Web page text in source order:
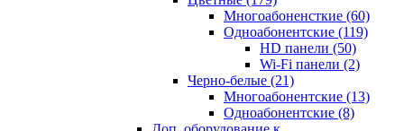
Многоабоненсткие (60)
Одноабонентские (119)
HD панели (50)
Wi-Fi панели (2)
Черно-белые (21)
Многоабонентские (13)
Одноабонентские (8)